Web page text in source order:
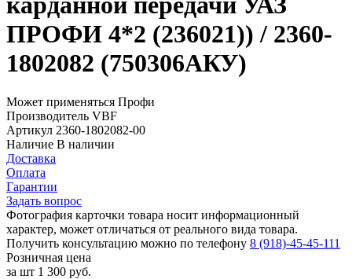
ПРОФИ 4*2 (236021)) / 2360-
1802082 (750306АКУ)
Может применяться Профи
Производитель VBF
Артикул 2360-1802082-00
Наличие В наличии
Доставка
Оплата
Гарантии
Задать вопрос
Фотография карточки товара носит информационный
характер, может отличаться от реального вида товара.
Получить консультацию можно по телефону 8 (918)-45-45-111
Розничная цена
за шт 1 300 руб.